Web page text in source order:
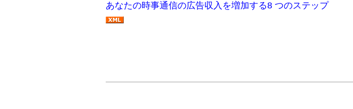
あなたの時事通信の広告収入を増加する8 つのステップ